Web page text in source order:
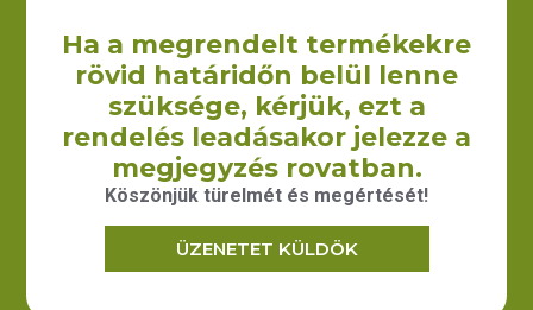
A Yourcontact Marketing és Reklámügynökség Kft. keretein
belül 2009-ben kezdtük el vászontáskák non woven táskák,
illetve egyéb textilből készült termékek gyártását illetve
forgalmazását.
Elérhetőség
Ha a megrendelt termékekre
rövid határidőn belül lenne
szüksége, kérjük, ezt a
rendelés leadásakor jelezze a
megjegyzés rovatban.
Köszönjük türelmét és megértését!
ÜZENETET KÜLDÖK